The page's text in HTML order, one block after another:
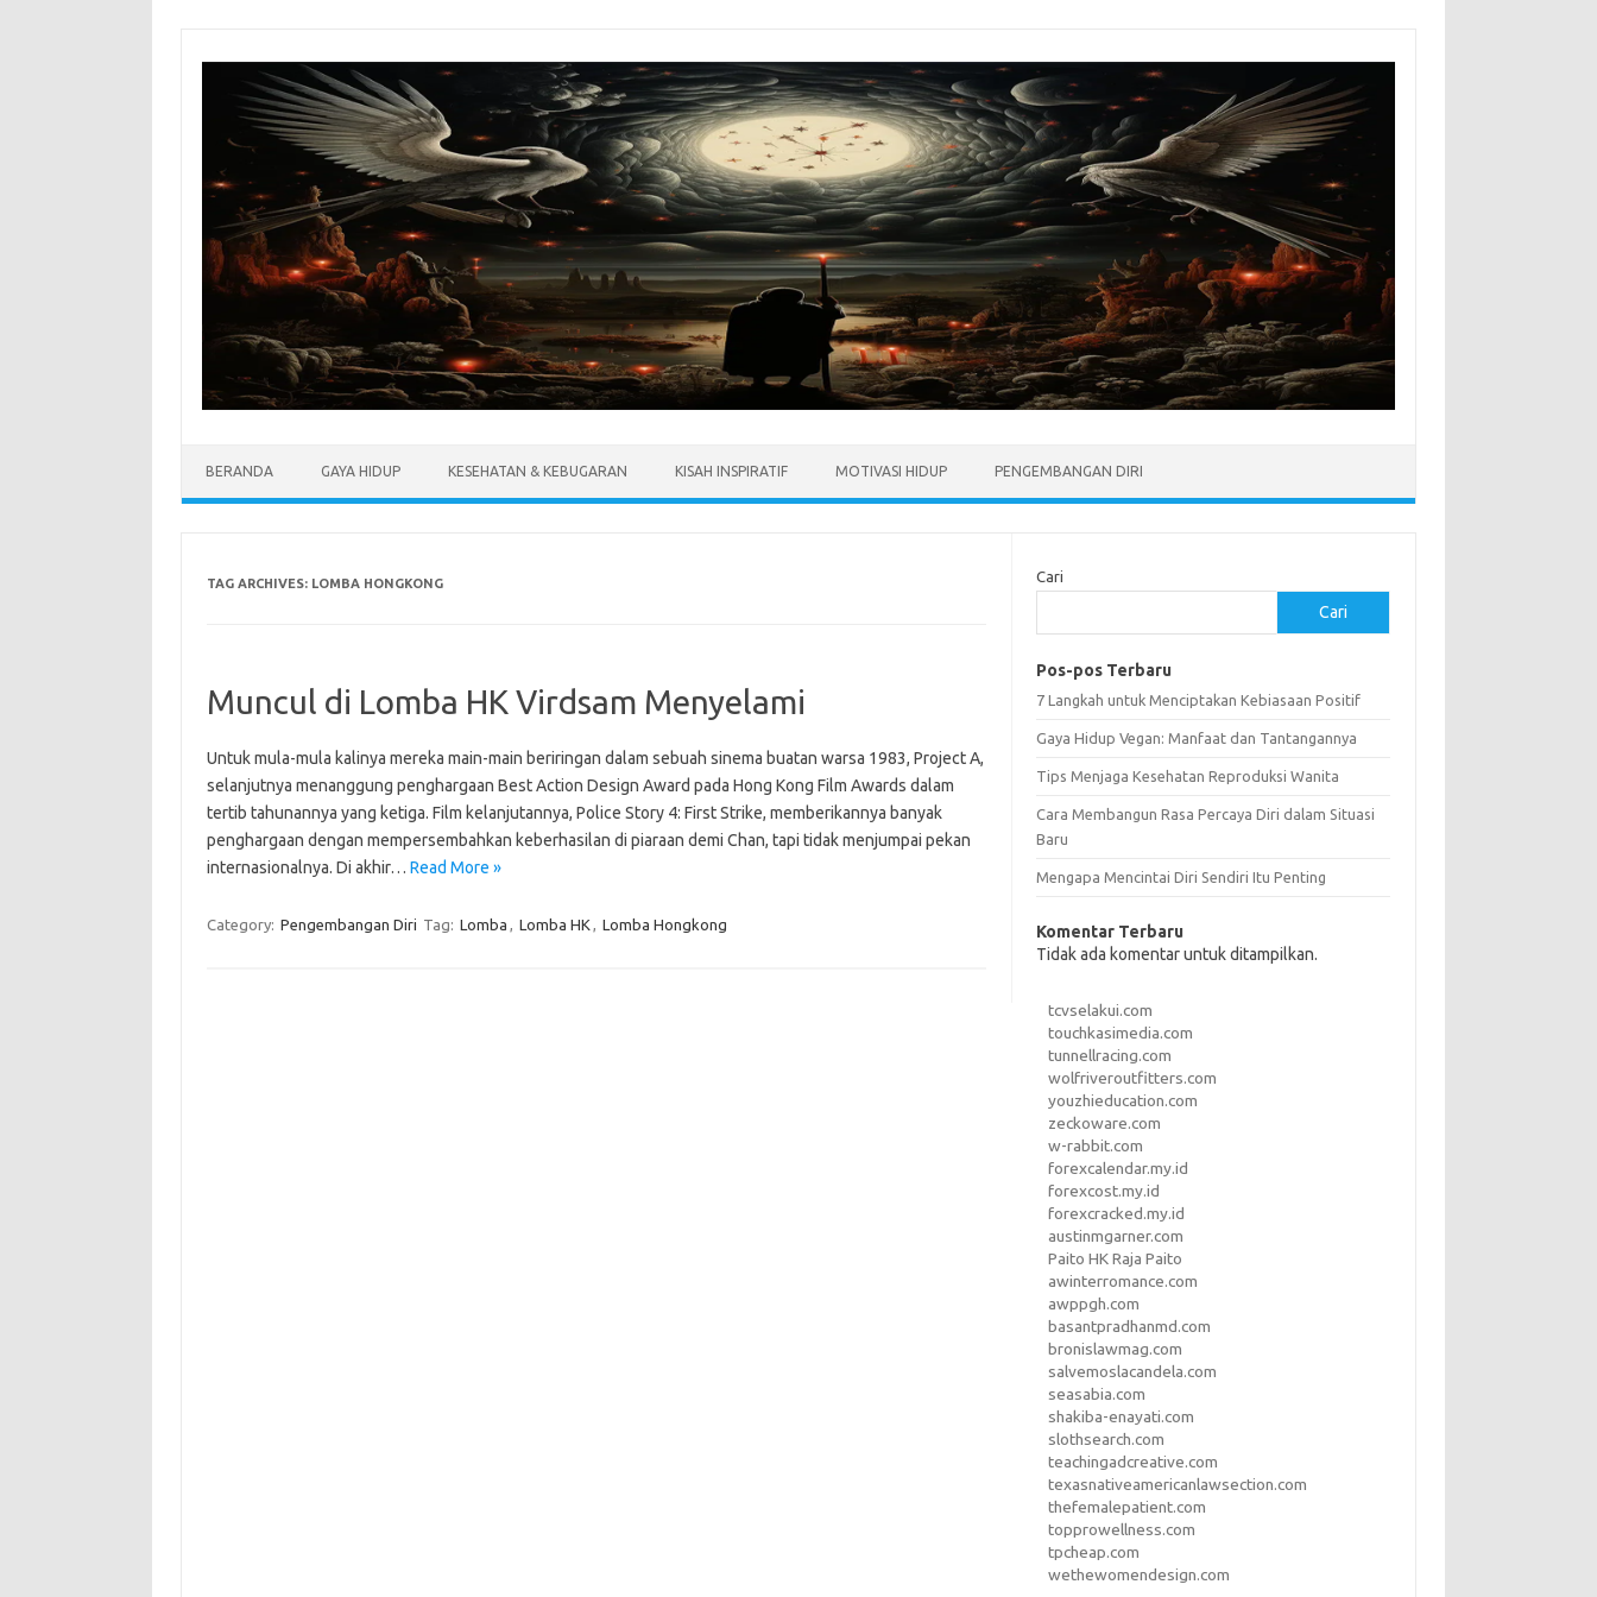
BERANDA GAYA HIDUP KESEHATAN & KEBUGARAN KISAH INSPIRATIF MOTIVASI HIDUP PENGEMBANGAN DIRI
TAG ARCHIVES: LOMBA HONGKONG
Muncul di Lomba HK Virdsam Menyelami
Untuk mula-mula kalinya mereka main-main beriringan dalam sebuah sinema buatan warsa 1983, Project A,
selanjutnya menanggung penghargaan Best Action Design Award pada Hong Kong Film Awards dalam
tertib tahunannya yang ketiga. Film kelanjutannya, Police Story 4: First Strike, memberikannya banyak
penghargaan dengan mempersembahkan keberhasilan di piaraan demi Chan, tapi tidak menjumpai pekan
internasionalnya. Di akhir… Read More »
Category: Pengembangan Diri Tag: Lomba , Lomba HK , Lomba Hongkong
Cari
Cari
Pos-pos Terbaru
7 Langkah untuk Menciptakan Kebiasaan Positif
Gaya Hidup Vegan: Manfaat dan Tantangannya
Tips Menjaga Kesehatan Reproduksi Wanita
Cara Membangun Rasa Percaya Diri dalam Situasi
Baru
Mengapa Mencintai Diri Sendiri Itu Penting
Komentar Terbaru
Tidak ada komentar untuk ditampilkan.
tcvselakui.com
touchkasimedia.com
tunnellracing.com
wolfriveroutfitters.com
youzhieducation.com
zeckoware.com
w-rabbit.com
forexcalendar.my.id
forexcost.my.id
forexcracked.my.id
austinmgarner.com
Paito HK Raja Paito
awinterromance.com
awppgh.com
basantpradhanmd.com
bronislawmag.com
salvemoslacandela.com
seasabia.com
shakiba-enayati.com
slothsearch.com
teachingadcreative.com
texasnativeamericanlawsection.com
thefemalepatient.com
topprowellness.com
tpcheap.com
wethewomendesign.com